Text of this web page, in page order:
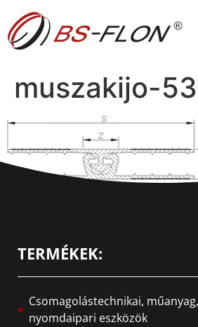
muszakijo-
TERMÉKEK:
Csomagolástechnikai,
nyomdaipari eszközök